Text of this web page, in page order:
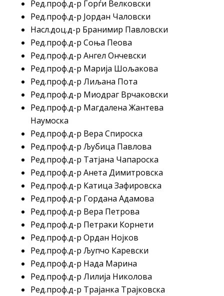
Ред.проф.д-р Ѓорѓи Велковски
Ред.проф.д-р Јордан Чаловски
Насл.доц.д-р Бранимир Павловски
Ред.проф.д-р Соња Пеова
Ред.проф.д-р Ангел Ончевски
Ред.проф.д-р Марија Шољакова
Ред.проф.д-р Лиљана Пота
Ред.проф.д-р Миодраг Врчаковски
Ред.проф.д-р Магдалена Жантева
Наумоска
Ред.проф.д-р Вера Спироска
Ред.проф.д-р Љубица Павлова
Ред.проф.д-р Татјана Чапароска
Ред.проф.д-р Анета Димитровска
Ред.проф.д-р Катица Зафировска
Ред.проф.д-р Гордана Адамова
Ред.проф.д-р Вера Петрова
Ред.проф.д-р Петраки Корнети
Ред.проф.д-р Ордан Нојков
Ред.проф.д-р Љупчо Каревски
Ред.проф.д-р Нада Марина
Ред.проф.д-р Лилија Николова
Ред.проф.д-р Трајанка Трајковска